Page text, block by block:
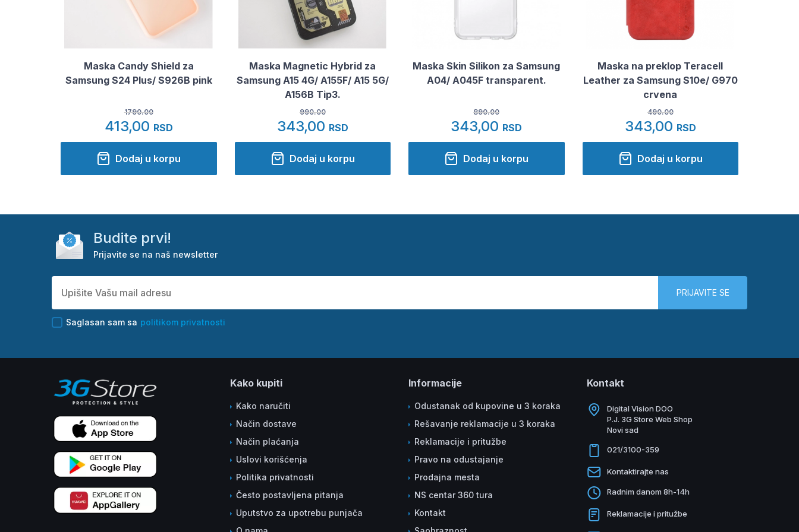
Maska Candy Shield za
Samsung S24 Plus/ S926B pink
1790.00
413,00 RSD
Dodaj u korpu
Maska Magnetic Hybrid za
Samsung A15 4G/ A155F/ A15 5G/
A156B Tip3.
990.00
343,00 RSD
Dodaj u korpu
Maska Skin Silikon za Samsung
A04/ A045F transparent.
890.00
343,00 RSD
Dodaj u korpu
Maska na preklop Teracell
Leather za Samsung S10e/ G970
crvena
490.00
343,00 RSD
Dodaj u korpu
Budite prvi!
Prijavite se na naš newsletter
Saglasan sam sa politikom privatnosti
PRIJAVITE SE
Kako kupiti
Kako naručiti
Način dostave
Način plaćanja
Uslovi korišćenja
Politika privatnosti
Često postavljena pitanja
Uputstvo za upotrebu punjača
Informacije
Odustanak od kupovine u 3 koraka
Rešavanje reklamacije u 3 koraka
Reklamacije i pritužbe
Pravo na odustajanje
Prodajna mesta
NS centar 360 tura
Kontakt
Kontakt
Digital Vision DOO
P.J. 3G Store Web Shop
Novi sad
021/3100-359
Kontaktirajte nas
Radnim danom 8h-14h
Reklamacije i pritužbe